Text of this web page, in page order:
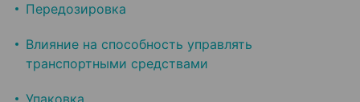
Передозировка
Влияние на способность управлять
транспортными средствами